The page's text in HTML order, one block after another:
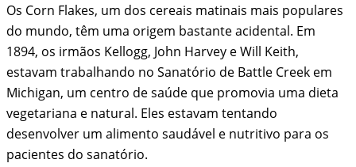
Os Corn Flakes, um dos cereais matinais mais populares
do mundo, têm uma origem bastante acidental. Em
1894, os irmãos Kellogg, John Harvey e Will Keith,
estavam trabalhando no Sanatório de Battle Creek em
Michigan, um centro de saúde que promovia uma dieta
vegetariana e natural. Eles estavam tentando
desenvolver um alimento saudável e nutritivo para os
pacientes do sanatório.